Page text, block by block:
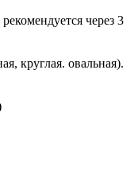
через 3
круглая. овальная).